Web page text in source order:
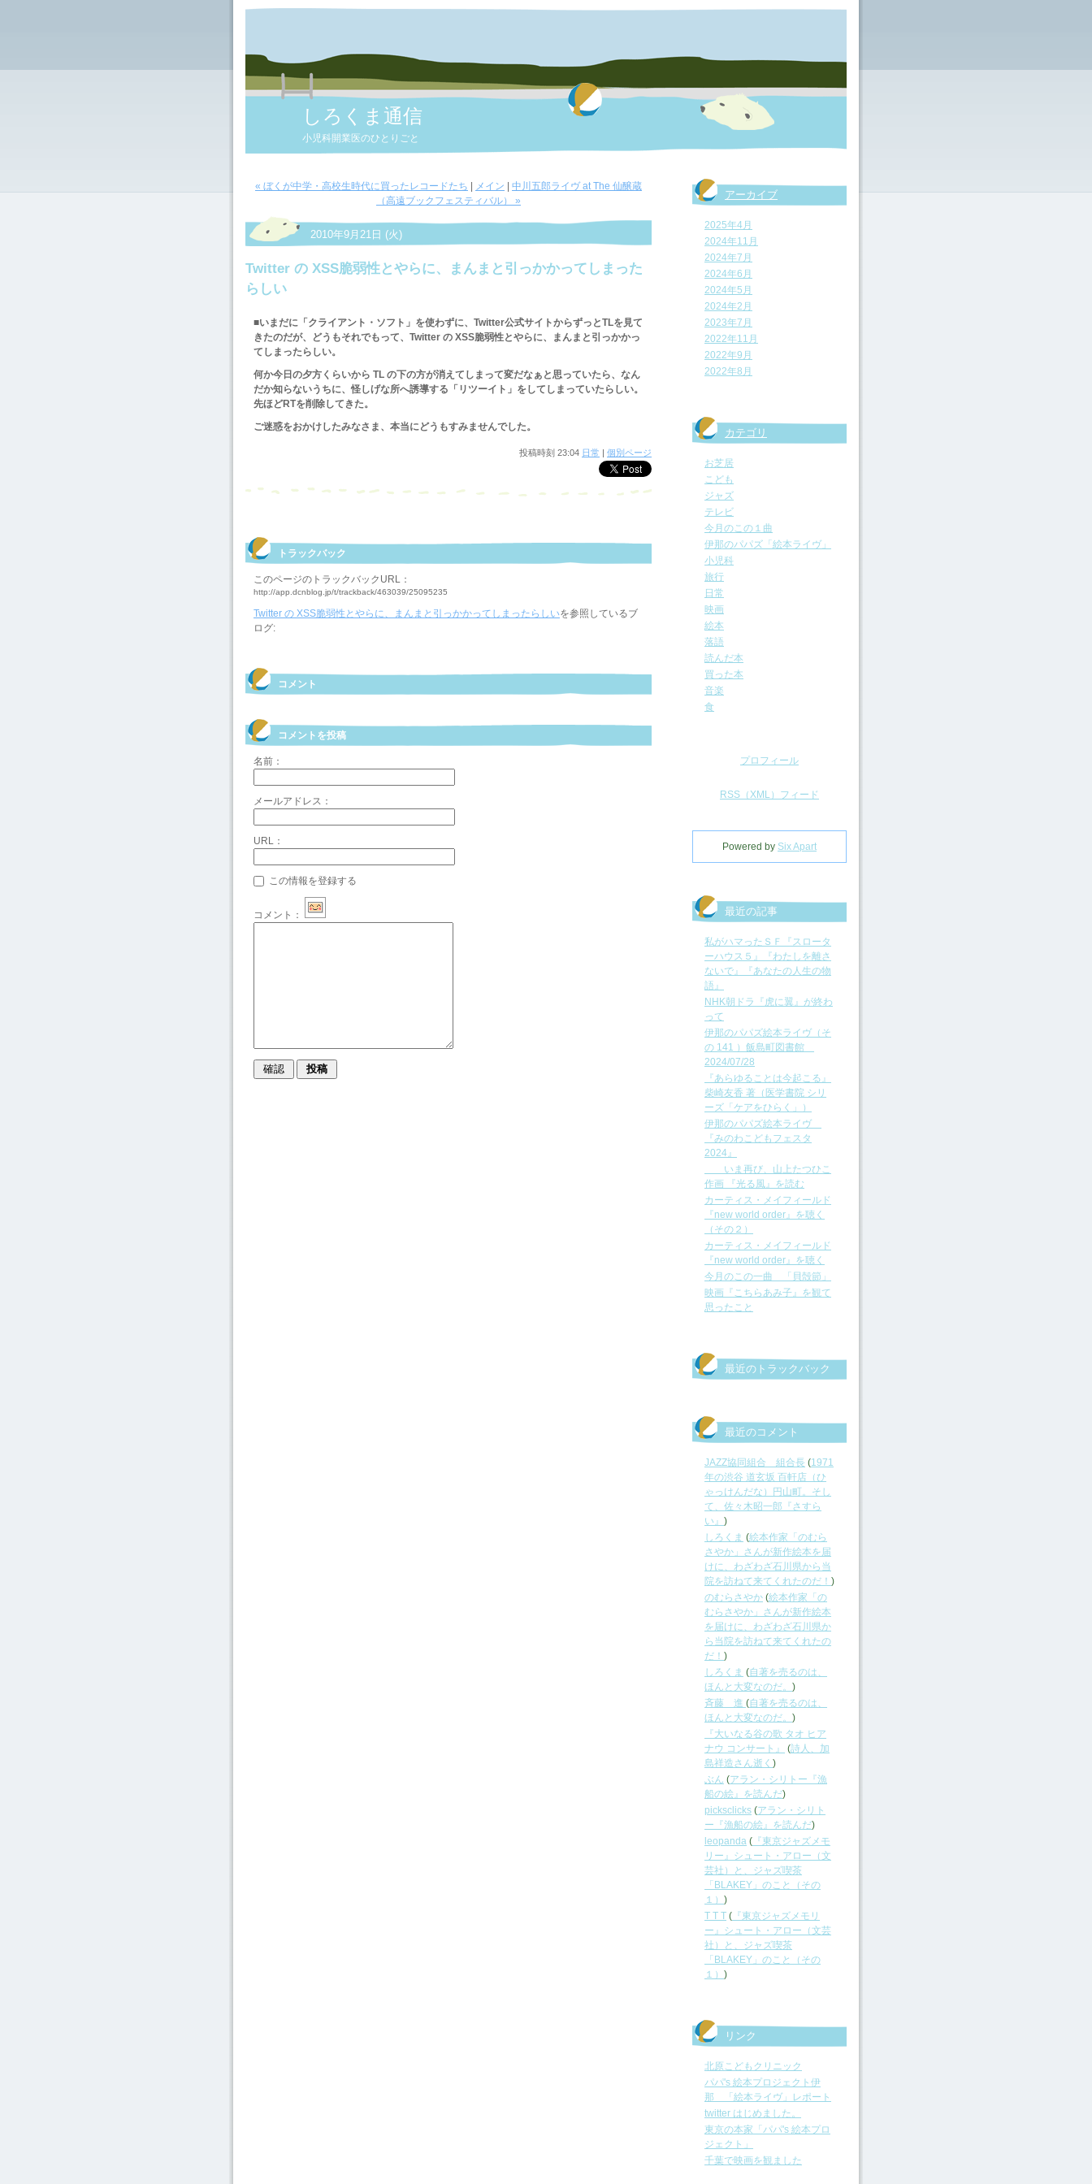
しろくま通信
小児科開業医のひとりごと
« ぼくが中学・高校生時代に買ったレコードたち メイン
中川五郎ライヴ at The 仙醸蔵
（高遠ブックフェスティバル） »
2010年9月21日 (火)
Twitter の XSS脆弱性とやらに、まんまと引っかかってしまった
らしい
■いまだに「クライアント・ソフト」を使わずに、Twitter公式サイトからずっとTLを見て
きたのだが、どうもそれでもって、Twitter の XSS脆弱性とやらに、まんまと引っかかっ
てしまったらしい。
何か今日の夕方くらいから TL の下の方が消えてしまって変だなぁと思っていたら、なん
だか知らないうちに、怪しげな所へ誘導する「リツーイト」をしてしまっていたらしい。
先ほどRTを削除してきた。
ご迷惑をおかけしたみなさま、本当にどうもすみませんでした。
投稿時刻 23:04 日常 | 個別ページ
トラックバック
このページのトラックバックURL：
http://app.dcnblog.jp/t/trackback/463039/25095235
Twitter の XSS脆弱性とやらに、まんまと引っかかってしまったらしいを参照しているブ
ログ:
コメント
コメントを投稿
名前：
メールアドレス：
URL：
この情報を登録する
コメント：
アーカイブ
2025年4月
2024年11月
2024年7月
2024年6月
2024年5月
2024年2月
2023年7月
2022年11月
2022年9月
2022年8月
カテゴリ
お芝居
こども
ジャズ
テレビ
今月のこの１曲
伊那のパパズ「絵本ライヴ」
小児科
旅行
日常
映画
絵本
落語
読んだ本
買った本
音楽
食
プロフィール
RSS（XML）フィード
Powered by Six Apart
最近の記事
私がハマったＳＦ『スロータ
ーハウス５』『わたしを離さ
ないで』『あなたの人生の物
語』
NHK朝ドラ『虎に翼』が終わ
って
伊那のパパズ絵本ライヴ（そ
の 141 ）飯島町図書館
2024/07/28
『あらゆることは今起こる』
柴崎友香 著（医学書院 シリ
ーズ「ケアをひらく」）
伊那のパパズ絵本ライヴ
『みのわこどもフェスタ
2024』
いま再び、山上たつひこ
作画 『光る風』を読む
カーティス・メイフィールド
『new world order』を聴く
（その２）
カーティス・メイフィールド
『new world order』を聴く
今月のこの一曲 「貝殻節」
映画『こちらあみ子』を観て
思ったこと
最近のトラックバック
最近のコメント
JAZZ協同組合 組合長 (1971
年の渋谷 道玄坂 百軒店（ひ
ゃっけんだな）円山町。そし
て、佐々木昭一郎『さすら
い』 )
しろくま (絵本作家「のむら
さやか」さんが新作絵本を届
けに、わざわざ石川県から当
院を訪ねて来てくれたのだ！ )
のむらさやか (絵本作家「の
むらさやか」さんが新作絵本
を届けに、わざわざ石川県か
ら当院を訪ねて来てくれたの
だ！ )
しろくま (自著を売るのは、
ほんと大変なのだ。 )
斉藤 進 (自著を売るのは、
ほんと大変なのだ。 )
『大いなる谷の歌 タオ ヒア
ナウ コンサート』
(詩人、加
島祥造さん逝く )
ぶん (アラン・シリトー『漁
船の絵』を読んだ)
picksclicks (アラン・シリト
ー『漁船の絵』を読んだ)
leopanda ( 『東京ジャズメモ
リー』シュート・アロー（文
芸社）と、ジャズ喫茶
「BLAKEY」のこと（その
１） )
T T T ( 『東京ジャズメモリ
ー』シュート・アロー（文芸
社）と、ジャズ喫茶
「BLAKEY」のこと（その
１） )
リンク
北原こどもクリニック
パパ's 絵本プロジェクト伊
那 「絵本ライヴ」レポート
twitter はじめました。
東京の本家「パパ's 絵本プロ
ジェクト」
千葉で映画を観ました